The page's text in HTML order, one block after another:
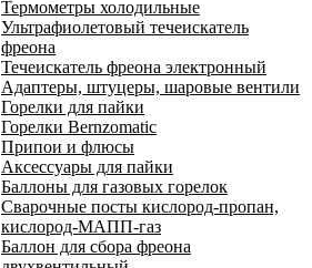
Термометры холодильные
Ультрафиолетовый течеискатель
фреона
Течеискатель фреона электронный
Адаптеры, штуцеры, шаровые вентили
Горелки для пайки
Горелки Bernzomatic
Припои и флюсы
Аксессуары для пайки
Баллоны для газовых горелок
Сварочные посты кислород-пропан,
кислород-МАПП-газ
Баллон для сбора фреона